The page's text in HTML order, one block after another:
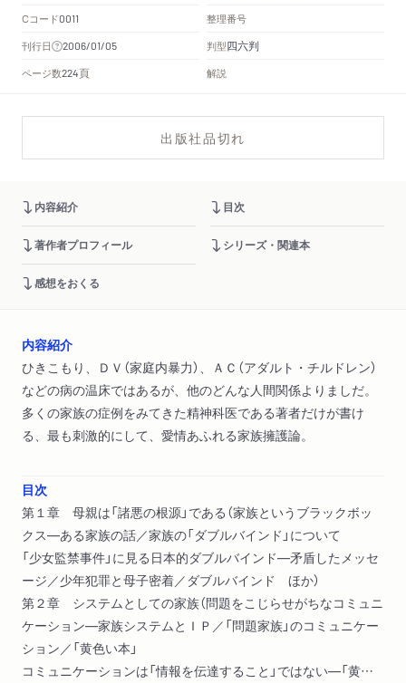
Cコード0011
整理番号
刊行日
2006/01/05 判型四六判
ページ数224頁 解説
出版社品切れ
内容紹介 目次
著作者プロフィール シリーズ・関連本
感想をおくる
内容紹介
ひきこもり、ＤＶ（家庭内暴力）、ＡＣ（アダルト・チルドレン）
などの病の温床ではあるが、他のどんな人間関係よりましだ。
多くの家族の症例をみてきた精神科医である著者だけが書け
る、最も刺激的にして、愛情あふれる家族擁護論。
目次
第１章 母親は「諸悪の根源」である（家族というブラックボッ
クス―ある家族の話／家族の「ダブルバインド」について
「少女監禁事件」に見る日本的ダブルバインド―矛盾したメッセ
ージ／少年犯罪と母子密着／ダブルバインド ほか）
第２章 システムとしての家族（問題をこじらせがちなコミュニ
ケーション―家族システムとＩＰ／「問題家族」のコミュニケー
ション／「黄色い本」
コミュニケーションは「情報を伝達すること」ではない―「黄色